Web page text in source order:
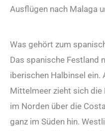
Ausflügen nach Malaga
Was gehört zum
Das spanische Festland
iberischen Halbinsel ein.
Mittelmeer zieht sich die
im Norden über die
ganz im Süden hin.